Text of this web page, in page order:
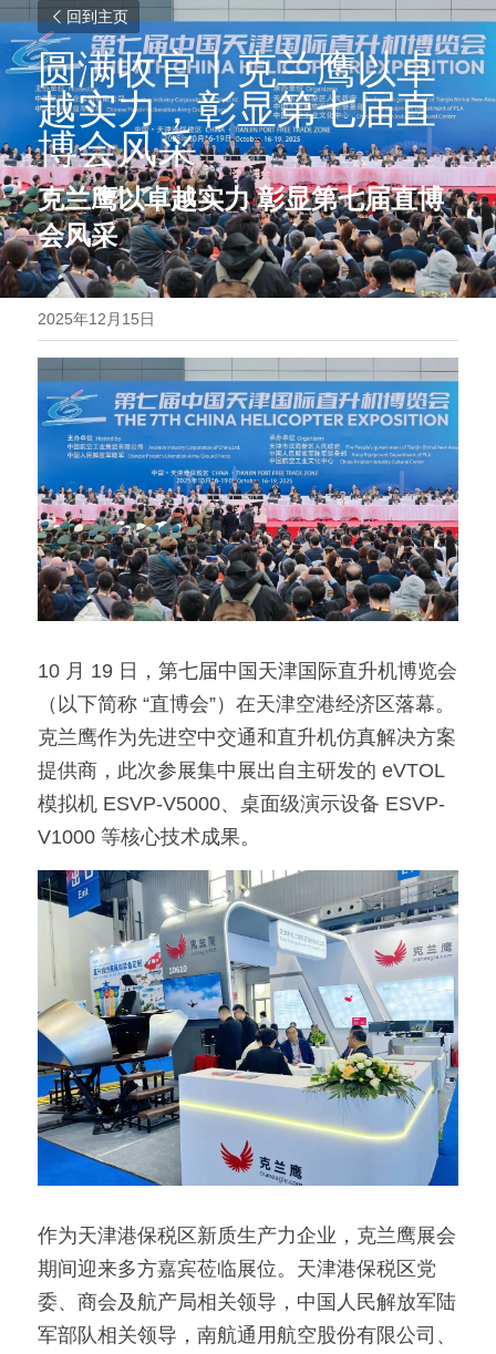
回到主页
圆满收官丨克兰鹰以卓
越实力，彰显第七届直
博会风采
克兰鹰以卓越实力 彰显第七届直博
会风采
2025年12月15日
10 月 19 日，第七届中国天津国际直升机博览会
（以下简称 “直博会”）在天津空港经济区落幕。
克兰鹰作为先进空中交通和直升机仿真解决方案
提供商，此次参展集中展出自主研发的 eVTOL
模拟机 ESVP-V5000、桌面级演示设备 ESVP-
V1000 等核心技术成果。
作为天津港保税区新质生产力企业，克兰鹰展会
期间迎来多方嘉宾莅临展位。天津港保税区党
委、商会及航产局相关领导，中国人民解放军陆
军部队相关领导，南航通用航空股份有限公司、